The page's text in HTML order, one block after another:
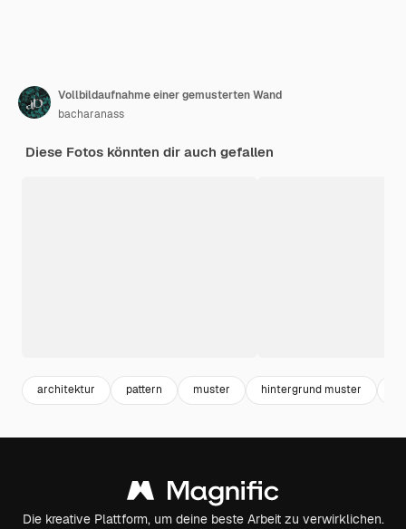
Vollbildaufnahme einer gemusterten Wand
bacharanass
Diese Fotos könnten dir auch gefallen
architektur pattern muster hintergrund muster
Die kreative Plattform, um deine beste Arbeit zu verwirklichen.